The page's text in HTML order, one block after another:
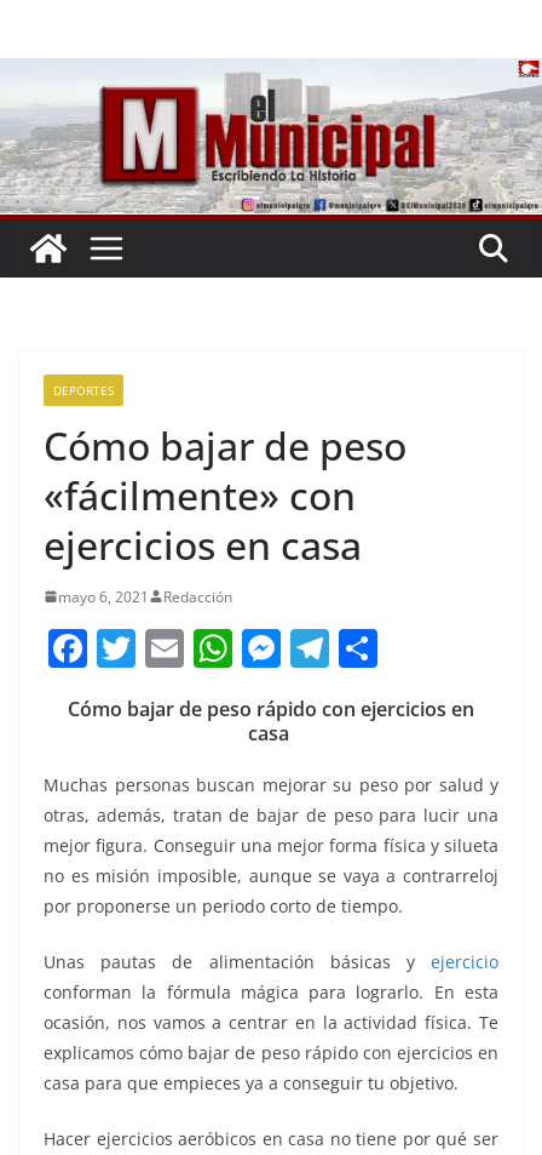
DEPORTES
Cómo bajar de peso
«fácilmente» con
ejercicios en casa
mayo 6, 2021 Redacción
F
a
c
b
o
o
k
T
itt
E
m
ai
W
at
A
p
p
M
e
ss
e
n
g
er
T
e
a
m
m
ar
tir
Cómo bajar de peso rápido con ejercicios en
casa
Muchas personas buscan mejorar su peso por salud y
otras, además, tratan de bajar de peso para lucir una
mejor figura. Conseguir una mejor forma física y silueta
no es misión imposible, aunque se vaya a contrarreloj
por proponerse un periodo corto de tiempo.
Unas pautas de alimentación básicas y ejercicio
conforman la fórmula mágica para lograrlo. En esta
ocasión, nos vamos a centrar en la actividad física. Te
explicamos cómo bajar de peso rápido con ejercicios en
casa para que empieces ya a conseguir tu objetivo.
Hacer ejercicios aeróbicos en casa no tiene por qué ser